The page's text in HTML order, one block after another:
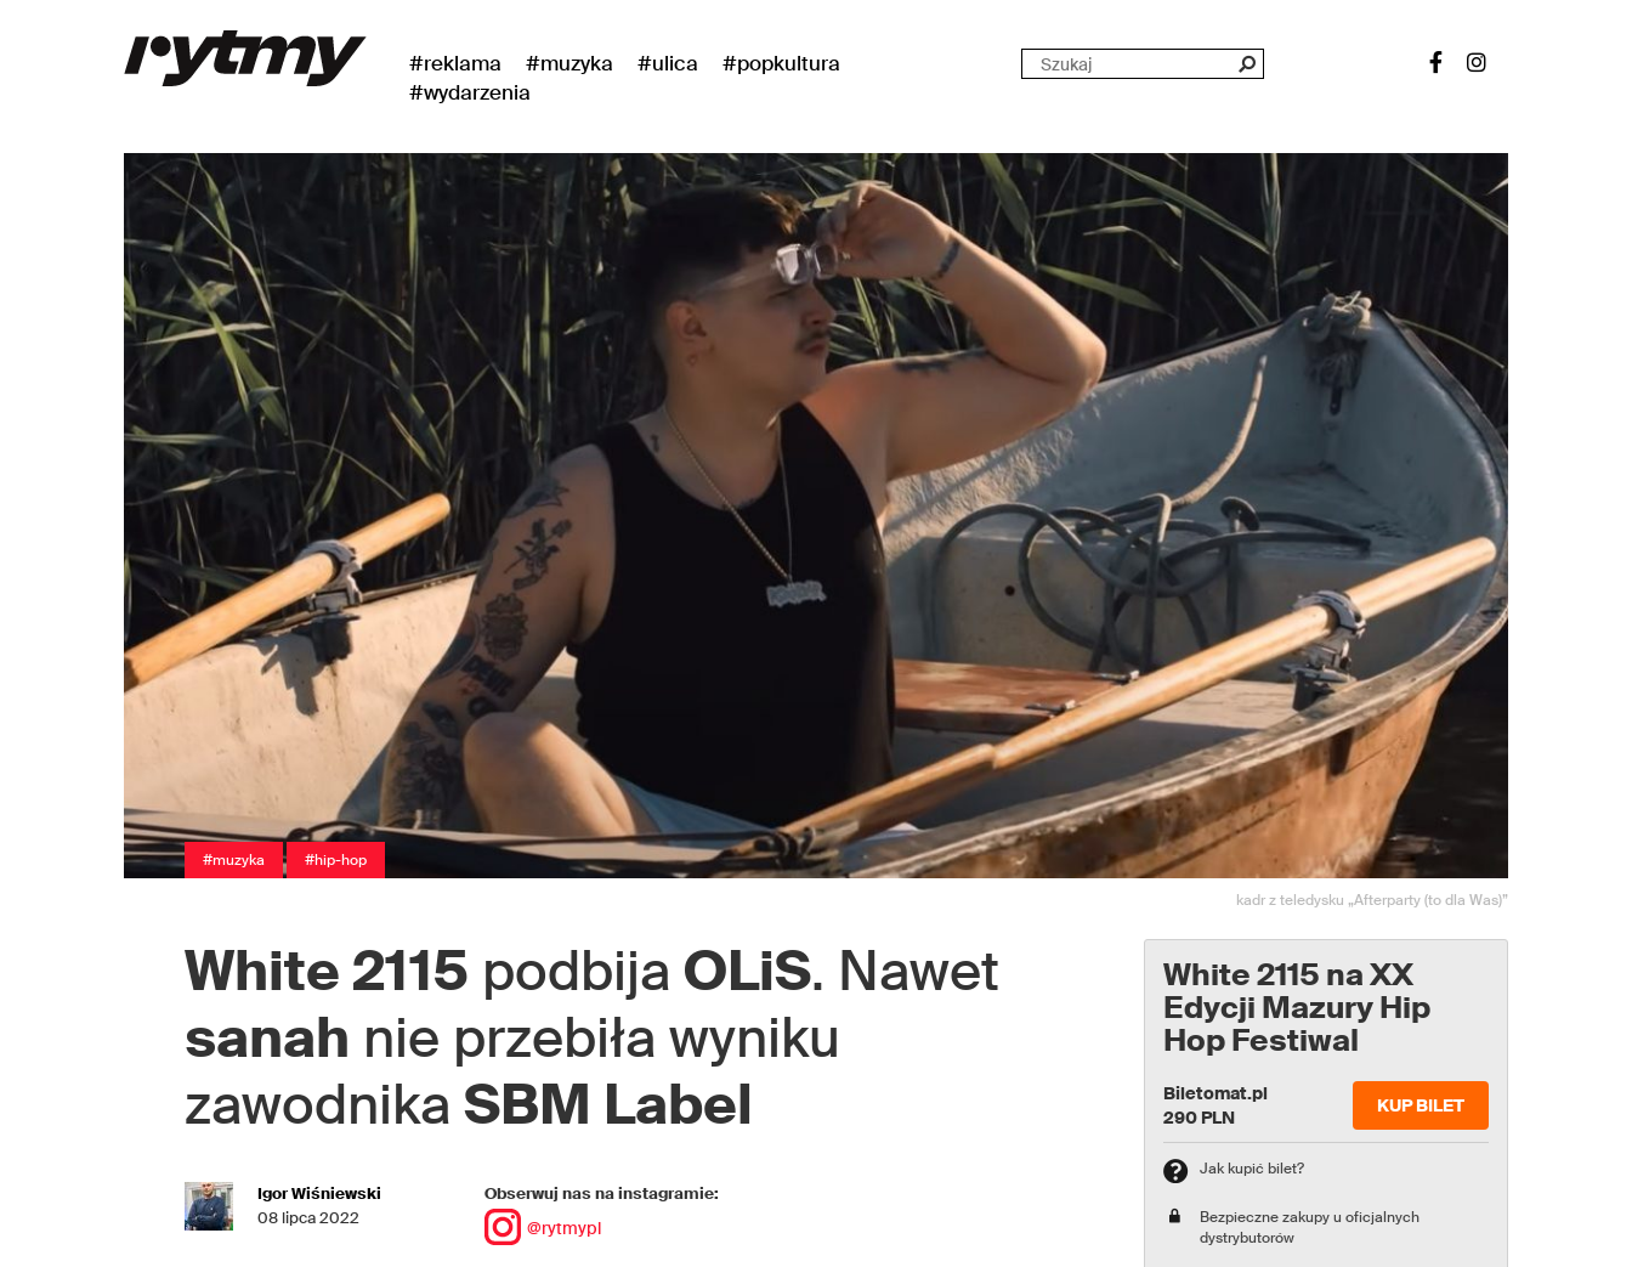
#reklama #muzyka #ulica
#popkultura
#wydarzenia
#muzyka #hip-hop
kadr z teledysku „Afterparty (to dla Was)”
White 2115 podbija OLiS. Nawet
sanah nie przebiła wyniku
zawodnika SBM Label
Igor Wiśniewski
08 lipca 2022
Obserwuj nas na instagramie:
@rytmypl
White 2115 na XX
Edycji Mazury Hip
Hop Festiwal
Biletomat.pl
290 PLN
KUP BILET
Jak kupić bilet?
Bezpieczne zakupy u oficjalnych
dystrybutorów